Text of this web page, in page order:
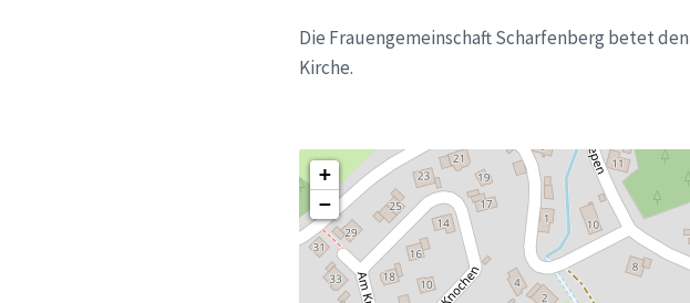
Die Frauengemeinschaft Scharfenberg betet
Kirche.
+
−